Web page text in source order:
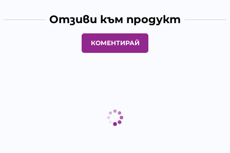
Отзиви към продукт
КОМЕНТИРАЙ